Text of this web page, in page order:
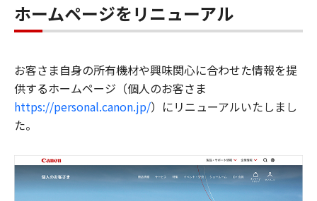
ホームページをリニューアル
お客さま自身の所有機材や興味関心に合わせた情報を提
供するホームページ（個人のお客さま
https://personal.canon.jp/）にリニューアルいたしまし
た。